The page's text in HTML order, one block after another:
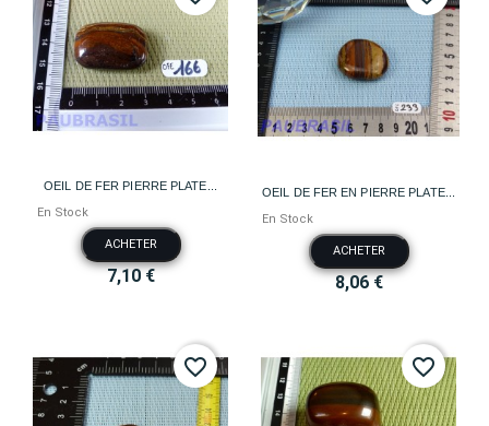
OEIL DE FER PIERRE PLATE...
En Stock
ACHETER
7,10 €
OEIL DE FER EN PIERRE PLATE...
En Stock
ACHETER
8,06 €
favorite_border favorite_border